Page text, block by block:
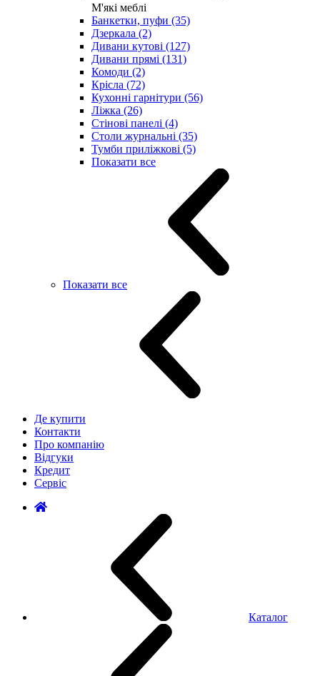
М'які меблі
Банкетки, пуфи (35)
Дзеркала (2)
Дивани кутові (127)
Дивани прямі (131)
Комоди (2)
Крісла (72)
Кухонні гарнітури (56)
Ліжка (26)
Стінові панелі (4)
Столи журнальні (35)
Тумби приліжкові (5)
Показати все
Показати все
Де купити
Контакти
Про компанію
Відгуки
Кредит
Сервіс
Каталог